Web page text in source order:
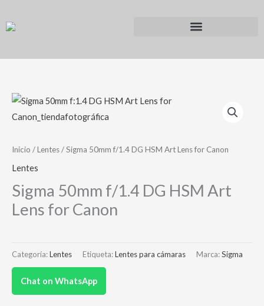
Inicio /Lentes/ Sigma 50mm f/1.4 DG HSM Art Lens for Canon
Lentes
Sigma 50mm f/1.4 DG HSM Art
Lens for Canon
Categoría:Lentes Etiqueta:Lentes para cámaras Marca:Sigma
Chat on WhatsApp